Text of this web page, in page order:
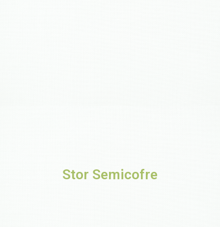
Stor Semicofre